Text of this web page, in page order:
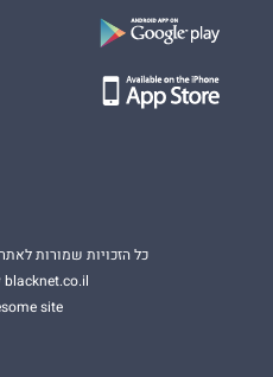
כל הזכויות שמורות לאתר
blacknet.co.il
site